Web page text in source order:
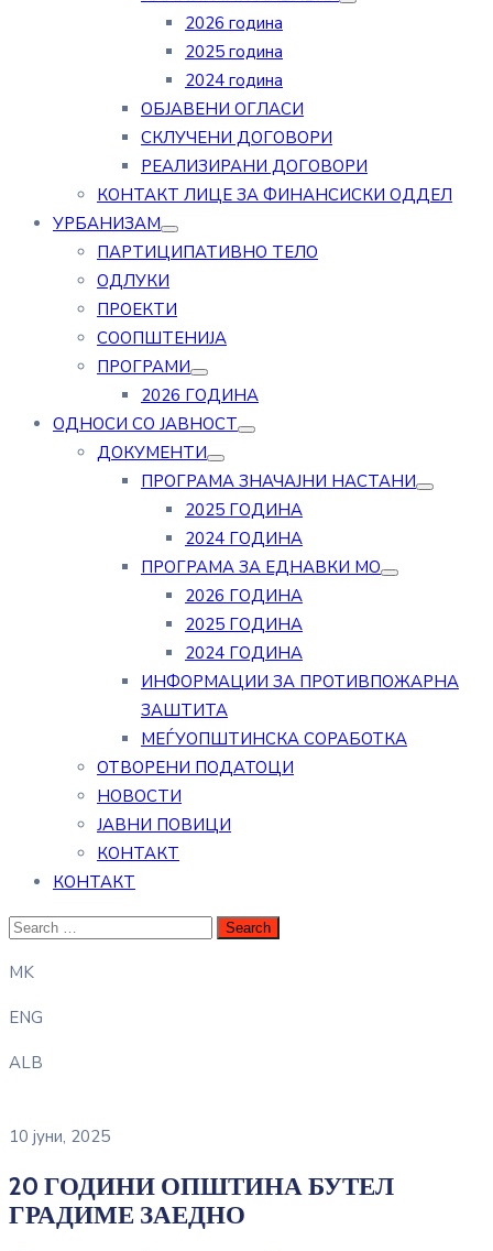
2026 година
2025 година
2024 година
ОБЈАВЕНИ ОГЛАСИ
СКЛУЧЕНИ ДОГОВОРИ
РЕАЛИЗИРАНИ ДОГОВОРИ
КОНТАКТ ЛИЦЕ ЗА ФИНАНСИСКИ ОДДЕЛ
УРБАНИЗАМ
ПАРТИЦИПАТИВНО ТЕЛО
ОДЛУКИ
ПРОЕКТИ
СООПШТЕНИЈА
ПРОГРАМИ
2026 ГОДИНА
ОДНОСИ СО ЈАВНОСТ
ДОКУМЕНТИ
ПРОГРАМА ЗНАЧАЈНИ НАСТАНИ
2025 ГОДИНА
2024 ГОДИНА
ПРОГРАМА ЗА ЕДНАВКИ МО
2026 ГОДИНА
2025 ГОДИНА
2024 ГОДИНА
ИНФОРМАЦИИ ЗА ПРОТИВПОЖАРНА
ЗАШТИТА
МЕЃУОПШТИНСКА СОРАБОТКА
ОТВОРЕНИ ПОДАТОЦИ
НОВОСТИ
ЈАВНИ ПОВИЦИ
КОНТАКТ
КОНТАКТ
MK
ENG
ALB
10 јуни, 2025
20 ГОДИНИ ОПШТИНА БУТЕЛ
ГРАДИМЕ ЗАЕДНО